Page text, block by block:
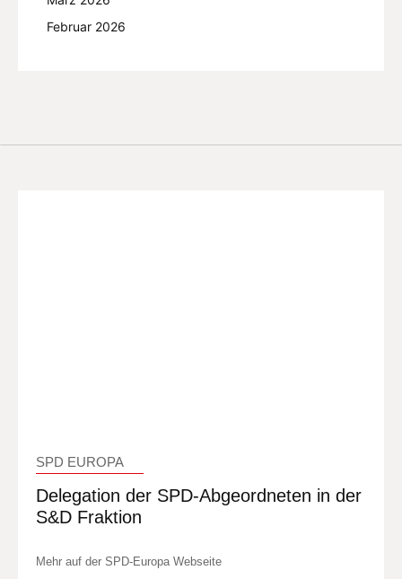
Februar 2026
SPD EUROPA
Delegation der SPD-Abgeordneten in der
S&D Fraktion
Mehr auf der SPD-Europa Webseite